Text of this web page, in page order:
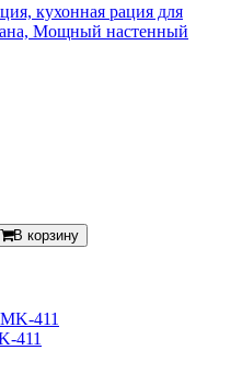
кухонная рация для
Мощный настенный
В корзину
411